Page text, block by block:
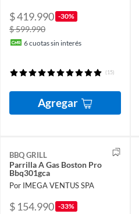
$ 419.990 -30%
$ 599.990
6cuotas sin interés
(15)
Agregar
BBQ GRILL
Parrilla A Gas Boston Pro
Bbq301gca
Por IMEGA VENTUS SPA
$ 154.990 -33%